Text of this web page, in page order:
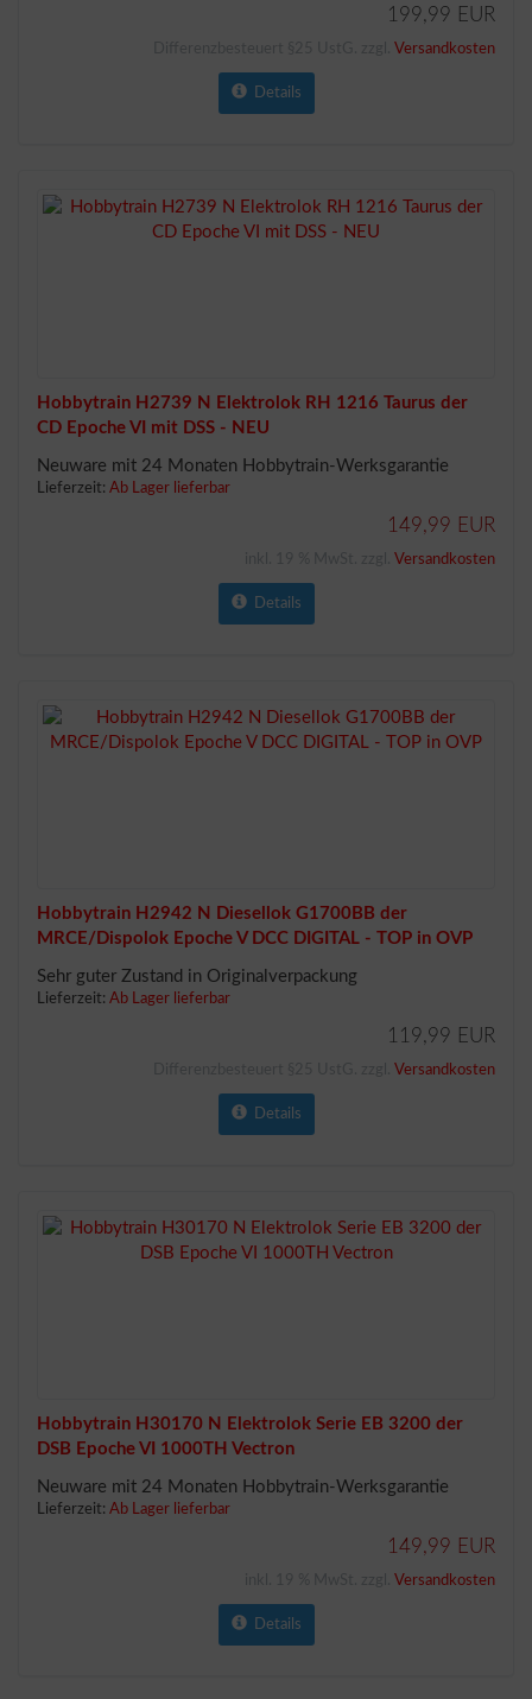
199,99 EUR
Versandkosten
Details
Hobbytrain H2739 N Elektrolok RH 1216 Taurus der
CD Epoche VI mit DSS - NEU
Neuware mit 24 Monaten Hobbytrain-Werksgarantie
Lieferzeit: Ab Lager lieferbar
149,99 EUR
Versandkosten
Details
Hobbytrain H2942 N Diesellok G1700BB der
MRCE/Dispolok Epoche V DCC DIGITAL - TOP in OVP
Sehr guter Zustand in Originalverpackung
Lieferzeit: Ab Lager lieferbar
119,99 EUR
Versandkosten
Details
Hobbytrain H30170 N Elektrolok Serie EB 3200 der
DSB Epoche VI 1000TH Vectron
Neuware mit 24 Monaten Hobbytrain-Werksgarantie
Lieferzeit: Ab Lager lieferbar
149,99 EUR
Versandkosten
Details